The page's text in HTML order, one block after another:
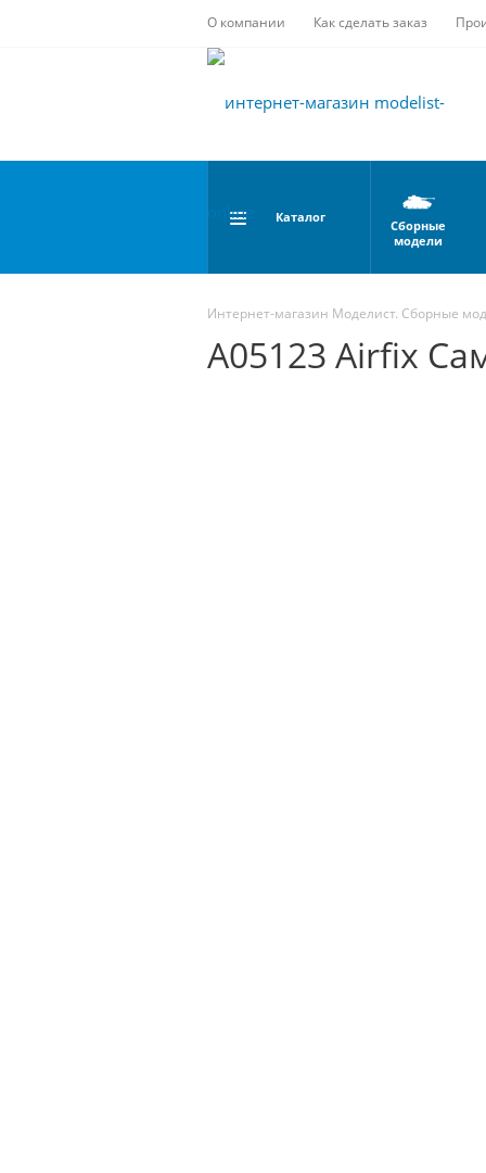
О компании Как сделать заказ
Каталог
Сборные
модели
Интернет-магазин Моделист. Сборные
A05123 Airfix